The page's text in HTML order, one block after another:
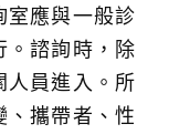
室應與一般診
。諮詢時，除
人員進入。所
攜帶者、性